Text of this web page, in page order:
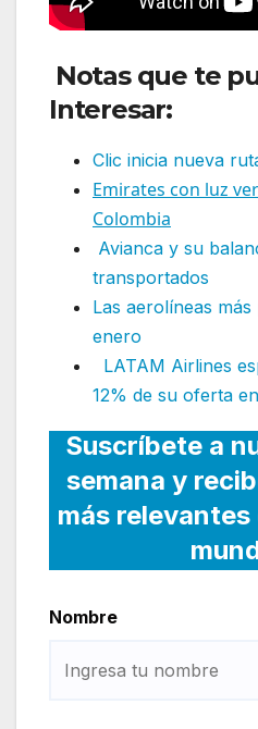
Notas que te
Interesar:
Clic inicia nueva
Emirates con luz
Colombia
Avianca y su
transportados
Las aerolíneas
enero
LATAM Airlines
12% de su oferta
Suscríbete a
semana y
más
Nombre